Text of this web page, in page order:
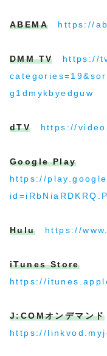
ABEMA https://
DMM TV
https://
g1dmykbyedguw
dTV https://
Google Play
https://
Hulu https://
iTunes Store
https://
J:COMオンデマンド
https://